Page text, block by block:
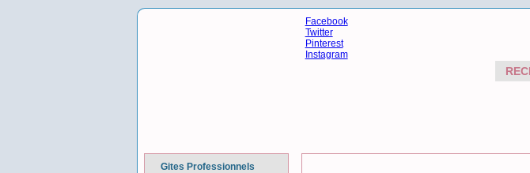
Facebook
Twitter
Pinterest
Instagram
Gites Professionnels